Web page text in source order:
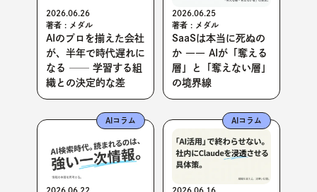
2026.06.26
著者 : メダル
AIのプロを揃えた会社
が、半年で時代遅れに
なる ── 学習する組
織との決定的な差
2026.06.25
著者 : メダル
SaaSは本当に死ぬの
か ―― AIが「奪える
層」と「奪えない層」
の境界線
2026.06.22
AIコラム
2026.06.16
AIコラム